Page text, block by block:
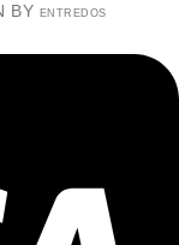
BY ENTREDOS